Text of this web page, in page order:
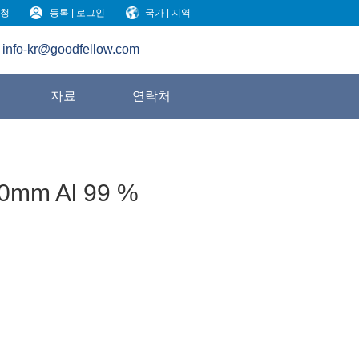
국가 | 지역
등록 | 로그인
info-kr@goodfellow.com
자료 연락처
Al 99 %